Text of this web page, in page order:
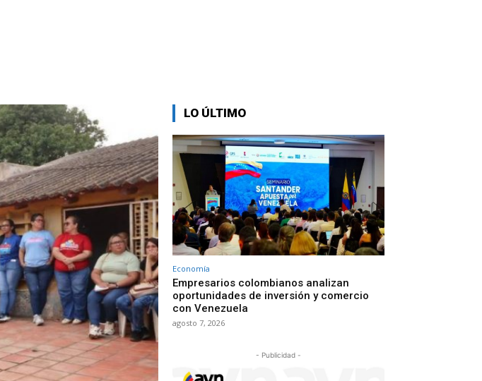
LO ÚLTIMO
Economía
Empresarios colombianos analizan
oportunidades de inversión y comercio
con Venezuela
agosto 7, 2026
- Publicidad -